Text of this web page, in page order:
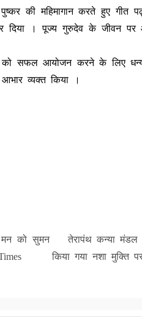
की महिमागान करते हुए गीत
। पूज्य गुरुदेव के जीवन पर
सफल आयोजन करने के लिए
व्यक्त किया ।
मन को सुमन
तेरापंथ कन्या मंडल
किया गया नशा मुक्ति